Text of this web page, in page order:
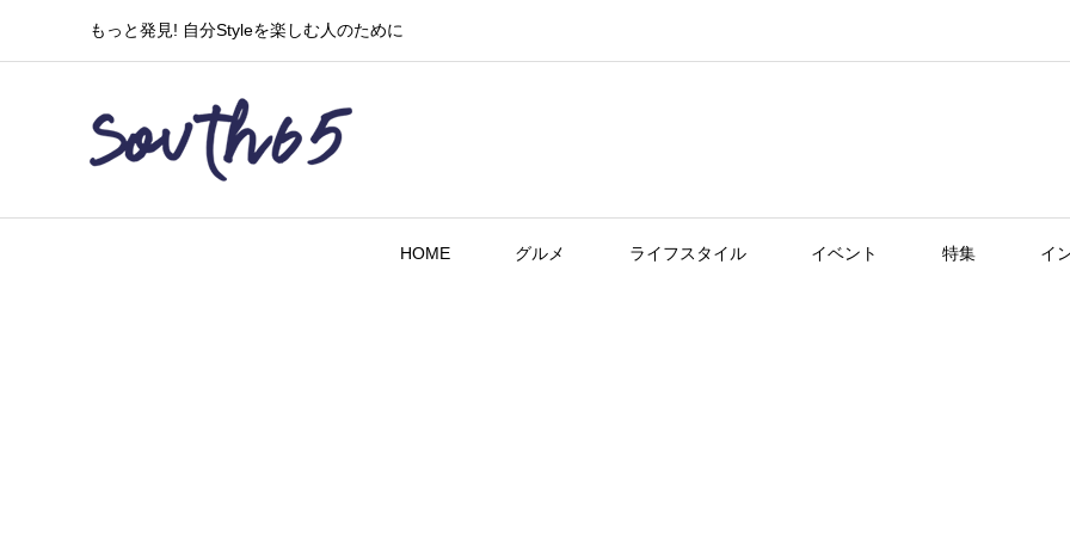
もっと発見! 自分Styleを楽しむ人のために
HOME グルメ ライフスタイル イベント 特集 イ